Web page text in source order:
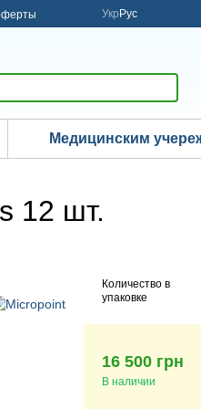
Укр Рус
Медицинским
12 шт.
Количество в
упаковке
16 500 грн
В наличии